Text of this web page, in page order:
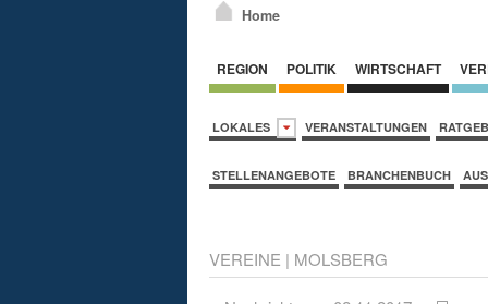
Home
REGION POLITIK WIRTSCHAFT
LOKALES VERANSTALTUNGEN
STELLENANGEBOTE BRANCHENBUCH
VEREINE | MOLSBERG